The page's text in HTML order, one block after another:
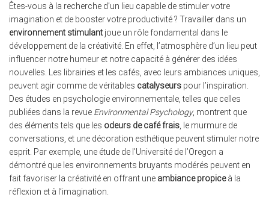
Êtes-vous à la recherche d’un lieu capable de stimuler votre
imagination et de booster votre productivité ? Travailler dans un
environnement stimulant joue un rôle fondamental dans le
développement de la créativité. En effet, l’atmosphère d’un lieu peut
influencer notre humeur et notre capacité à générer des idées
nouvelles. Les librairies et les cafés, avec leurs ambiances uniques,
peuvent agir comme de véritables catalyseurs pour l’inspiration.
Des études en psychologie environnementale, telles que celles
publiées dans la revue Environmental Psychology, montrent que
des éléments tels que les odeurs de café frais , le murmure de
conversations, et une décoration esthétique peuvent stimuler notre
esprit. Par exemple, une étude de l’Université de l’Oregon a
démontré que les environnements bruyants modérés peuvent en
fait favoriser la créativité en offrant une ambiance propiceà la
réflexion et à l’imagination.